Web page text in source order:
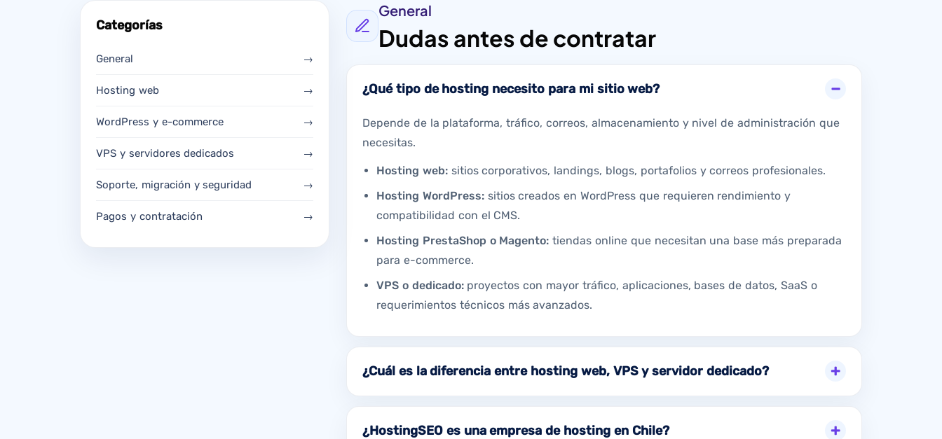
Categorías
General →
Hosting web →
WordPress y e-commerce →
VPS y servidores dedicados →
Soporte, migración y seguridad →
Pagos y contratación →
General
Dudas antes de contratar
¿Qué tipo de hosting necesito para mi sitio web?
Depende de la plataforma, tráfico, correos, almacenamiento y nivel de administración que
necesitas.
Hosting web:sitios corporativos, landings, blogs, portafolios y correos profesionales.
Hosting WordPress:sitios creados en WordPress que requieren rendimiento y
compatibilidad con el CMS.
Hosting PrestaShop o Magento: tiendas online que necesitan una base más preparada
para e-commerce.
VPS o dedicado:proyectos con mayor tráfico, aplicaciones, bases de datos, SaaS o
requerimientos técnicos más avanzados.
¿Cuál es la diferencia entre hosting web, VPS y servidor dedicado?
¿HostingSEO es una empresa de hosting en Chile?